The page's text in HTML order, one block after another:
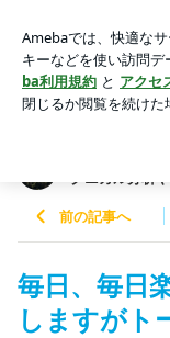
れば楽しい毎日です
ド！テクニカル分析
に必見！自己裁量抜
アプリをダウンロ
ょう。
クニカル分析
ード！
前の記事へ
毎日、毎日
しますがト